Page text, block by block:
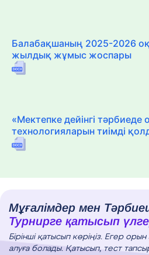
Балабақшаның 2025-2026
жылдық жұмыс жоспары
«Мектепке дейінгі тәрбиеде
технологияларын тиімді
Мұғалімдер мен
Турнирге қатысып
Бірінші қатысып көріңіз. Егер
алуға болады. Қатысып, тест